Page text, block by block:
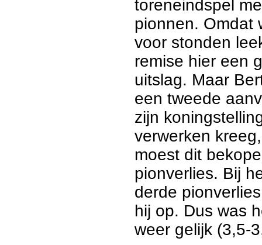
toreneindspel
pionnen. Omdat
voor stonden
remise hier een
uitslag. Maar
een tweede
zijn
verwerken kreeg,
moest dit
pionverlies. Bij
derde
hij op. Dus was
weer gelijk (3,5-